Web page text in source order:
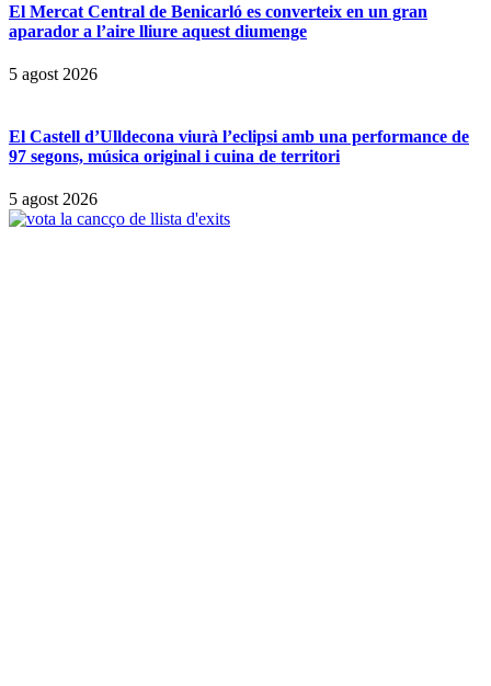
El Mercat Central de Benicarló es converteix en un gran
aparador a l’aire lliure aquest diumenge
5 agost 2026
El Castell d’Ulldecona viurà l’eclipsi amb una performance de
97 segons, música original i cuina de territori
5 agost 2026